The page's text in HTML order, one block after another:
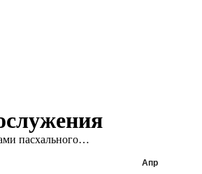
пасхального…
Апр